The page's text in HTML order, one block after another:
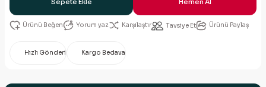
Sepete Ekle Hemen Al
Yorum yaz Karşılaştır Tavsiye Et Ürünü Paylaş
Hızlı Gönderi Kargo Bedava